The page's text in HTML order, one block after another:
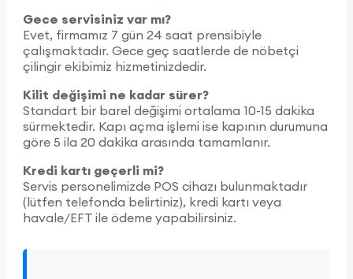
Gece servisiniz var mı?
Evet, firmamız 7 gün 24 saat prensibiyle
çalışmaktadır. Gece geç saatlerde de nöbetçi
çilingir ekibimiz hizmetinizdedir.
Kilit değişimi ne kadar sürer?
Standart bir barel değişimi ortalama 10-15 dakika
sürmektedir. Kapı açma işlemi ise kapının durumuna
göre 5 ila 20 dakika arasında tamamlanır.
Kredi kartı geçerli mi?
Servis personelimizde POS cihazı bulunmaktadır
(lütfen telefonda belirtiniz), kredi kartı veya
havale/EFT ile ödeme yapabilirsiniz.